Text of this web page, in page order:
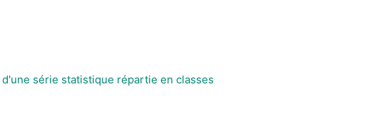
série statistique répartie en classes